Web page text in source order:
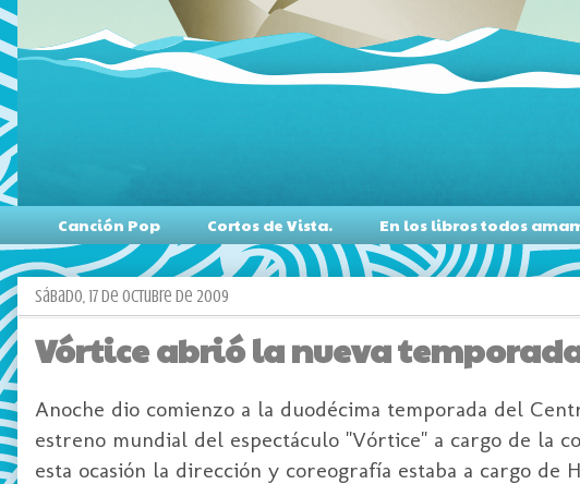
Canción Pop Cortos de Vista. En los libros todos
sábado, 17 de octubre de 2009
Vórtice abrió la nueva temporada
Anoche dio comienzo a la duodécima temporada del
estreno mundial del espectáculo "Vórtice" a cargo de la
esta ocasión la dirección y coreografía estaba a cargo de